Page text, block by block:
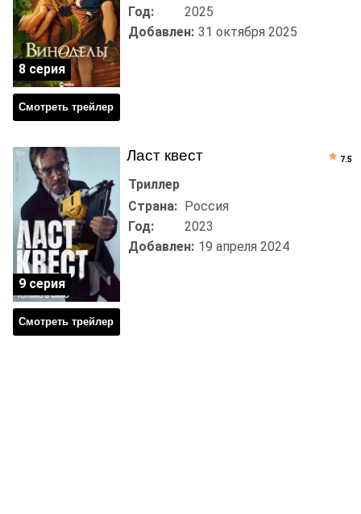
Смотреть трейлер
Год:
2025
Добавлен: 31 октября 2025
8 серия
Ласт квест
Смотреть трейлер
Триллер
Страна: Россия
Год:
2023
Добавлен: 19 апреля 2024
9 серия
7.5